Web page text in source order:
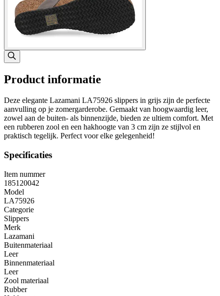
Product informatie
Deze elegante Lazamani LA75926 slippers in grijs zijn de perfecte
aanvulling op je zomergarderobe. Gemaakt van hoogwaardig leer,
zowel aan de buiten- als binnenzijde, bieden ze ultiem comfort. Met
een rubberen zool en een hakhoogte van 3 cm zijn ze stijlvol en
praktisch tegelijk. Perfect voor elke gelegenheid!
Specificaties
Item nummer
185120042
Model
LA75926
Categorie
Slippers
Merk
Lazamani
Buitenmateriaal
Leer
Binnenmateriaal
Leer
Zool materiaal
Rubber